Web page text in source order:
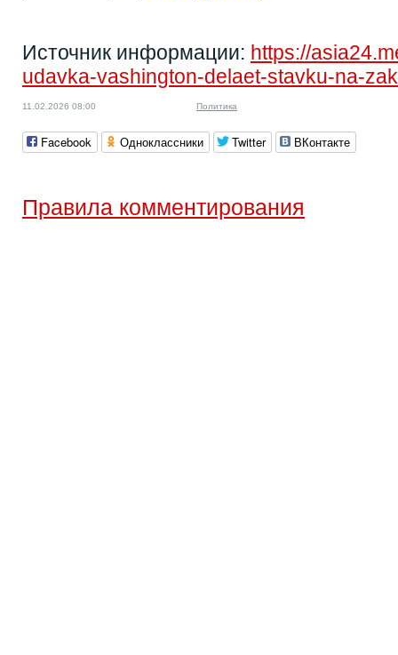
Источник информации: https://
udavka-vashington-delaet-stavku-na-
11.02.2026 08:00 Политика
Facebook Одноклассники Twitter ВКонтакте
Правила комментирования